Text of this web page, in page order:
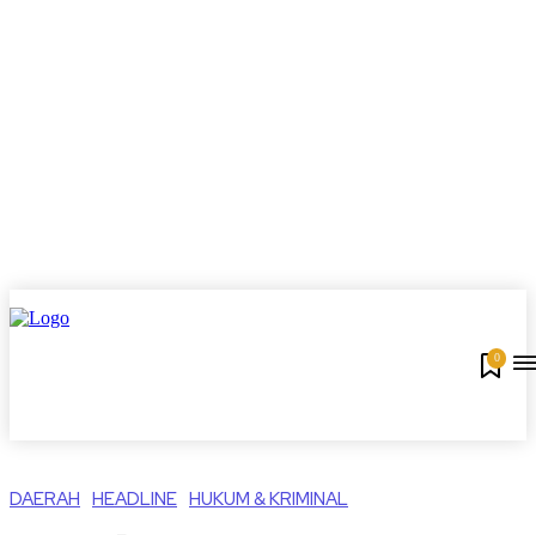
0
DAERAH HEADLINE HUKUM & KRIMINAL